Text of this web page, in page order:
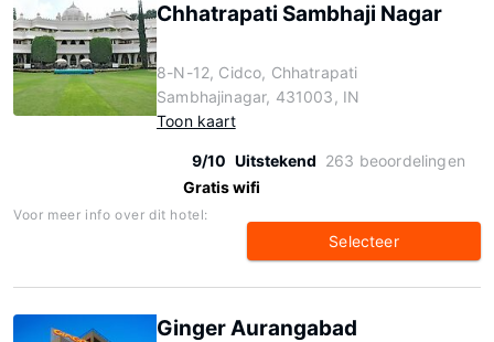
Chhatrapati Sambhaji Nagar
8-N-12, Cidco, Chhatrapati
Sambhajinagar, 431003, IN
Toon kaart
9/10 Uitstekend 263 beoordelingen
Gratis wifi
Voor meer info over dit hotel:
Selecteer
Ginger Aurangabad